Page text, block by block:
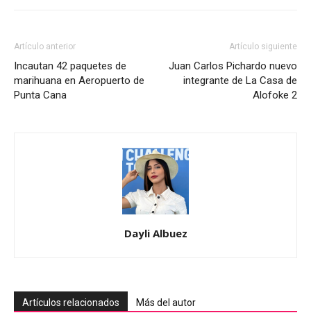
Artículo anterior
Incautan 42 paquetes de
marihuana en Aeropuerto de
Punta Cana
Artículo siguiente
Juan Carlos Pichardo nuevo
integrante de La Casa de
Alofoke 2
Dayli Albuez
Artículos relacionados Más del autor